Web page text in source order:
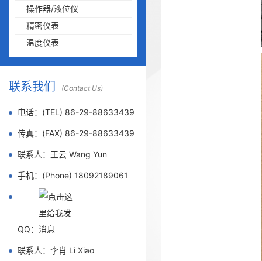
操作器/液位仪
精密仪表
温度仪表
联系我们 (Contact Us)
电话：(TEL) 86-29-88633439
传真：(FAX) 86-29-88633439
联系人：王云 Wang Yun
手机：(Phone) 18092189061
QQ：
联系人：李肖 Li Xiao